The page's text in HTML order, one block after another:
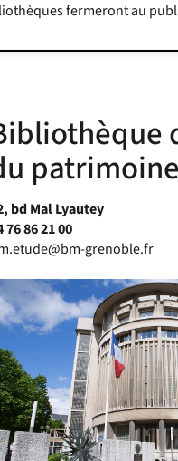
fermeront au
patrimoine
bd Mal Lyautey
76 86 21 00
grenoble.fr